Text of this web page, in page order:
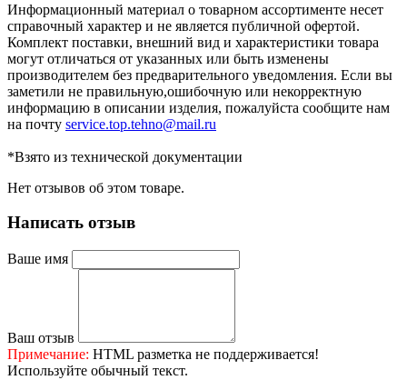
Информационный материал о товарном ассортименте несет
справочный характер и не является публичной офертой.
Комплект поставки, внешний вид и характеристики товара
могут отличаться от указанных или быть изменены
производителем без предварительного уведомления. Если вы
заметили не правильную,ошибочную или некорректную
информацию в описании изделия, пожалуйста сообщите нам
на почту service.top.tehno@mail.ru
*Взято из технической документации
Нет отзывов об этом товаре.
Написать отзыв
Ваше имя
Ваш отзыв
Примечание: HTML разметка не поддерживается!
Используйте обычный текст.